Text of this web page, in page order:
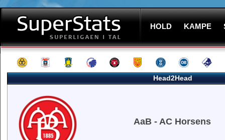
HOLD KAMPE
Head2Head
AaB - AC Horsens